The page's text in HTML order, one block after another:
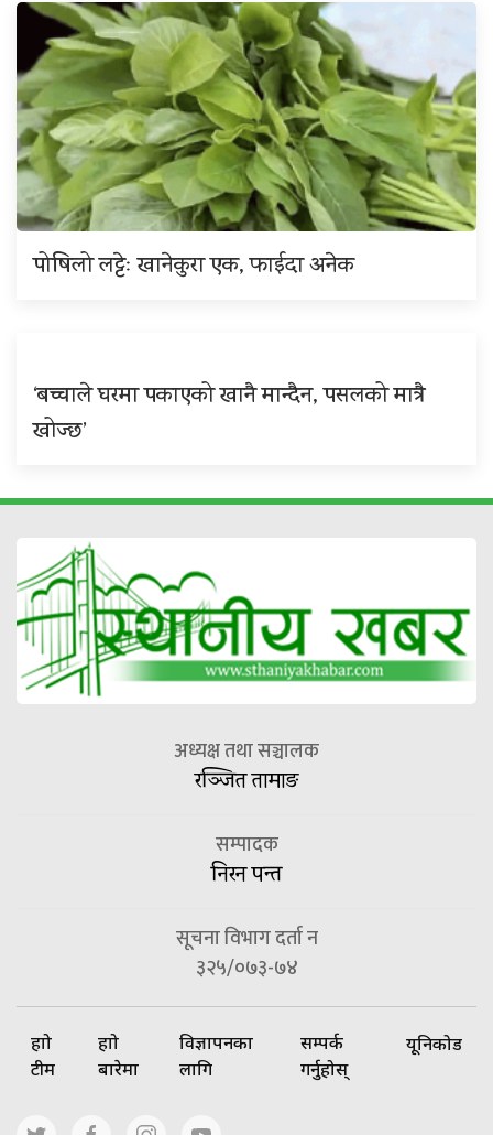
पोषिलो लट्टेः खानेकुरा एक, फाईदा अनेक
‘बच्चाले घरमा पकाएको खानै मान्दैन, पसलको मात्रै
खोज्छ’
अध्यक्ष तथा सञ्चालक
रञ्जित तामाङ
सम्पादक
निरन पन्त
सूचना विभाग दर्ता न
३२५/०७३-७४
हाम्रो
टीम
हाम्रो
बारेमा
विज्ञापनका
लागि
सम्पर्क
गर्नुहोस्
यूनिकोड